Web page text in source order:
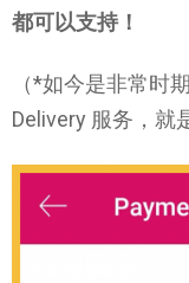
都可以支持！
（*如今是非常时
Delivery 服务，就